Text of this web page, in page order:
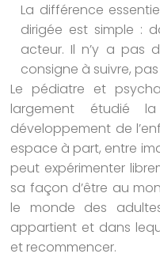
La différence
dirigée est simple :
acteur. Il n’y a pas
consigne à suivre,
Le pédiatre et
largement étudié
développement de
espace à part, entre
peut expérimenter
sa façon d’être au
le monde des
appartient et dans
et recommencer.